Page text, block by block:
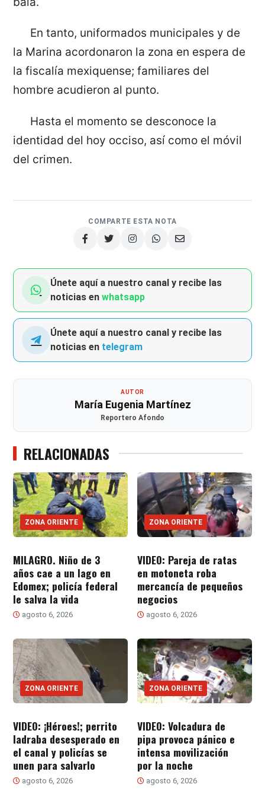
En tanto, uniformados municipales y de
la Marina acordonaron la zona en espera de
la fiscalía mexiquense; familiares del
hombre acudieron al punto.
Hasta el momento se desconoce la
identidad del hoy occiso, así como el móvil
del crimen.
COMPARTE ESTA NOTA
Únete aquí a nuestro canal y recibe las
noticias enwhatsapp
Únete aquí a nuestro canal y recibe las
noticias en telegram
AUTOR
María Eugenia Martínez
Reportero Afondo
RELACIONADAS
ZONA ORIENTE
MILAGRO. Niño de 3
años cae a un lago en
Edomex; policía federal
le salva la vida
agosto 6, 2026
ZONA ORIENTE
VIDEO: Pareja de ratas
en motoneta roba
mercancía de pequeños
negocios
agosto 6, 2026
ZONA ORIENTE
VIDEO: ¡Héroes!; perrito
ladraba desesperado en
el canal y policías se
unen para salvarlo
agosto 6, 2026
ZONA ORIENTE
VIDEO: Volcadura de
pipa provoca pánico e
intensa movilización
por la noche
agosto 6, 2026